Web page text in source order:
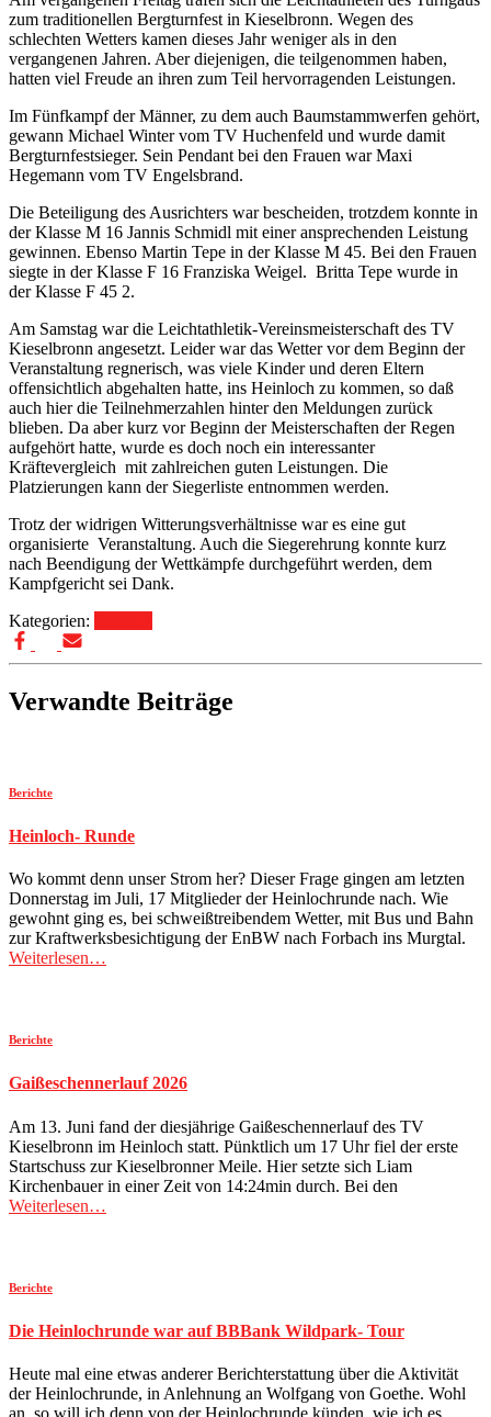
zum traditionellen Bergturnfest in Kieselbronn. Wegen des
schlechten Wetters kamen dieses Jahr weniger als in den
vergangenen Jahren. Aber diejenigen, die teilgenommen haben,
hatten viel Freude an ihren zum Teil hervorragenden Leistungen.
Im Fünfkampf der Männer, zu dem auch Baumstammwerfen gehört,
gewann Michael Winter vom TV Huchenfeld und wurde damit
Bergturnfestsieger. Sein Pendant bei den Frauen war Maxi
Hegemann vom TV Engelsbrand.
Die Beteiligung des Ausrichters war bescheiden, trotzdem konnte in
der Klasse M 16 Jannis Schmidl mit einer ansprechenden Leistung
gewinnen. Ebenso Martin Tepe in der Klasse M 45. Bei den Frauen
siegte in der Klasse F 16 Franziska Weigel. Britta Tepe wurde in
der Klasse F 45 2.
Am Samstag war die Leichtathletik-Vereinsmeisterschaft des TV
Kieselbronn angesetzt. Leider war das Wetter vor dem Beginn der
Veranstaltung regnerisch, was viele Kinder und deren Eltern
offensichtlich abgehalten hatte, ins Heinloch zu kommen, so daß
auch hier die Teilnehmerzahlen hinter den Meldungen zurück
blieben. Da aber kurz vor Beginn der Meisterschaften der Regen
aufgehört hatte, wurde es doch noch ein interessanter
Kräftevergleich mit zahlreichen guten Leistungen. Die
Platzierungen kann der Siegerliste entnommen werden.
Trotz der widrigen Witterungsverhältnisse war es eine gut
organisierte Veranstaltung. Auch die Siegerehrung konnte kurz
nach Beendigung der Wettkämpfe durchgeführt werden, dem
Kampfgericht sei Dank.
Kategorien:
Verwandte Beiträge
Berichte
Heinloch- Runde
Wo kommt denn unser Strom her? Dieser Frage gingen am letzten
Donnerstag im Juli, 17 Mitglieder der Heinlochrunde nach. Wie
gewohnt ging es, bei schweißtreibendem Wetter, mit Bus und Bahn
zur Kraftwerksbesichtigung der EnBW nach Forbach ins Murgtal.
Weiterlesen…
Berichte
Gaißeschennerlauf 2026
Am 13. Juni fand der diesjährige Gaißeschennerlauf des TV
Kieselbronn im Heinloch statt. Pünktlich um 17 Uhr fiel der erste
Startschuss zur Kieselbronner Meile. Hier setzte sich Liam
Kirchenbauer in einer Zeit von 14:24min durch. Bei den
Weiterlesen…
Berichte
Die Heinlochrunde war auf BBBank Wildpark- Tour
Heute mal eine etwas anderer Berichterstattung über die Aktivität
der Heinlochrunde, in Anlehnung an Wolfgang von Goethe. Wohl
an, so will ich denn von der Heinlochrunde künden, wie ich es